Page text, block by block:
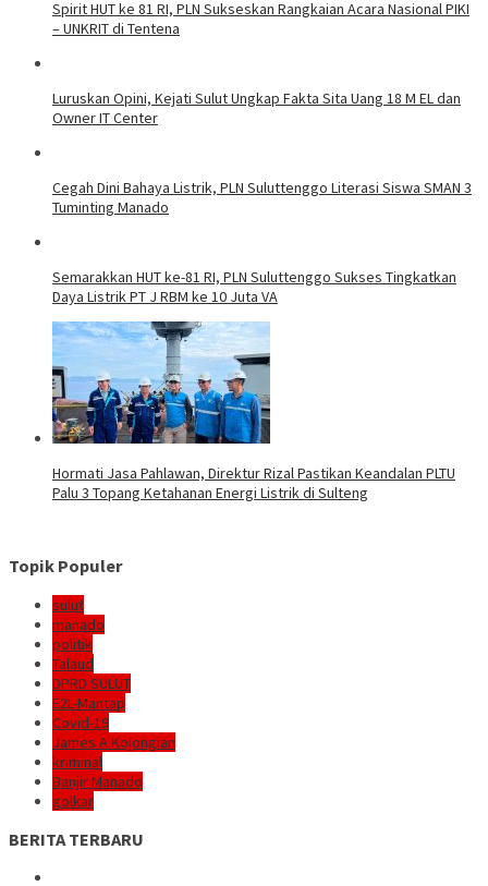
Spirit HUT ke 81 RI, PLN Sukseskan Rangkaian Acara Nasional PIKI
– UNKRIT di Tentena
Luruskan Opini, Kejati Sulut Ungkap Fakta Sita Uang 18 M EL dan
Owner IT Center
Cegah Dini Bahaya Listrik, PLN Suluttenggo Literasi Siswa SMAN 3
Tuminting Manado
Semarakkan HUT ke-81 RI, PLN Suluttenggo Sukses Tingkatkan
Daya Listrik PT J RBM ke 10 Juta VA
Hormati Jasa Pahlawan, Direktur Rizal Pastikan Keandalan PLTU
Palu 3 Topang Ketahanan Energi Listrik di Sulteng
Topik Populer
sulut
manado
politik
Talaud
DPRD SULUT
E2L-Mantap
Covid-19
James A Kojongian
kriminal
Banjir Manado
golkar
BERITA TERBARU